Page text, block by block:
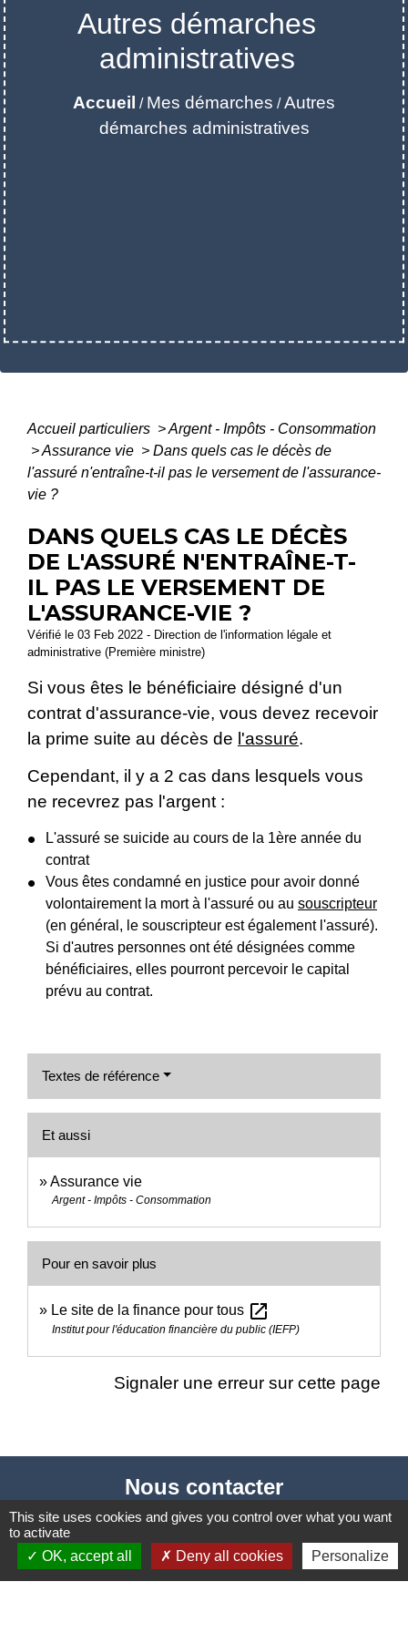
Autres démarches
administratives
Accueil / Mes démarches /Autres
démarches administratives
Accueil particuliers >Argent - Impôts - Consommation
>Assurance vie > Dans quels cas le décès de
l'assuré n'entraîne-t-il pas le versement de l'assurance-
vie ?
DANS QUELS CAS LE DÉCÈS
DE L'ASSURÉ N'ENTRAÎNE-T-
IL PAS LE VERSEMENT DE
L'ASSURANCE-VIE ?
Vérifié le 03 Feb 2022 - Direction de l'information légale et
administrative (Première ministre)
Si vous êtes le bénéficiaire désigné d'un
contrat d'assurance-vie, vous devez recevoir
la prime suite au décès de l'assuré.
Cependant, il y a 2 cas dans lesquels vous
ne recevrez pas l'argent :
L'assuré se suicide au cours de la 1ère année du
contrat
Vous êtes condamné en justice pour avoir donné
volontairement la mort à l'assuré ou au souscripteur
(en général, le souscripteur est également l'assuré).
Si d'autres personnes ont été désignées comme
bénéficiaires, elles pourront percevoir le capital
prévu au contrat.
Textes de référence
Et aussi
Assurance vie
Argent - Impôts - Consommation
Pour en savoir plus
Le site de la finance pour tous open_in_new
Institut pour l'éducation financière du public (IEFP)
Signaler une erreur sur cette page
Nous contacter
Commune de Puylaurens
1 rue de la Mairie
81700 Puylaurens - FRANCE
This site uses cookies and gives you control over what you want
to activate
OK, accept all
Deny all cookies Personalize